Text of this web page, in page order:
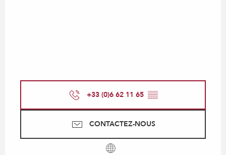
+33 (0)6 62 11 65 ▒▒
CONTACTEZ-NOUS